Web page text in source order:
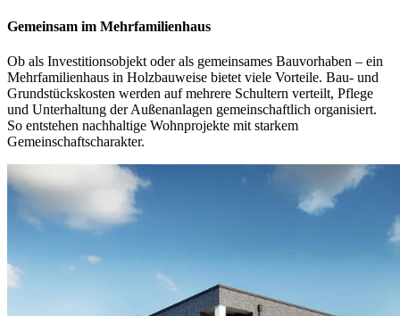
Gemeinsam im Mehrfamilienhaus
Ob als Investitionsobjekt oder als gemeinsames Bauvorhaben – ein
Mehrfamilienhaus in Holzbauweise bietet viele Vorteile. Bau- und
Grundstückskosten werden auf mehrere Schultern verteilt, Pflege
und Unterhaltung der Außenanlagen gemeinschaftlich organisiert.
So entstehen nachhaltige Wohnprojekte mit starkem
Gemeinschaftscharakter.